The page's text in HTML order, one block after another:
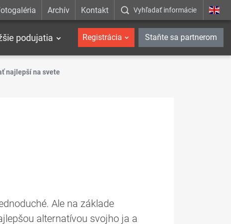
Archív Kontakt Vyhľadať informácie
podujatia Registrácia Staňte sa partnerom
najlepší na svete
Ale na základe
alternatívou svojho ja a